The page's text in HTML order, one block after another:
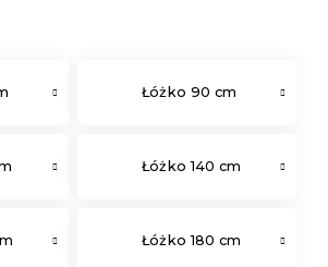
Łóżko 90 cm
Łóżko 140 cm
Łóżko 180 cm